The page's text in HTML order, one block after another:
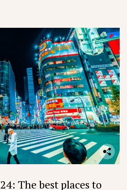
The best places to